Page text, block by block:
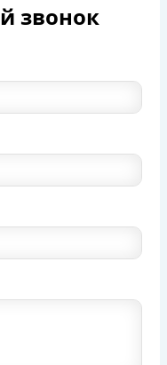
звонок